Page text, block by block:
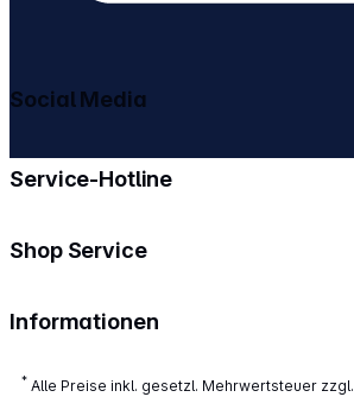
Service-Hotline
Shop Service
Informationen
Social Media
* Alle Preise inkl. gesetzl. Mehrwertsteuer zzgl.